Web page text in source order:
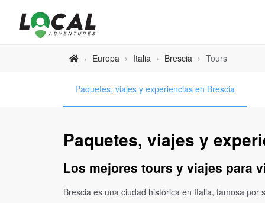
› Europa › Italia › Brescia › Tours
Paquetes, viajes y experiencias en Brescia
Paquetes, viajes y
Los mejores tours y viajes para
Brescia es una ciudad histórica en Italia, famosa